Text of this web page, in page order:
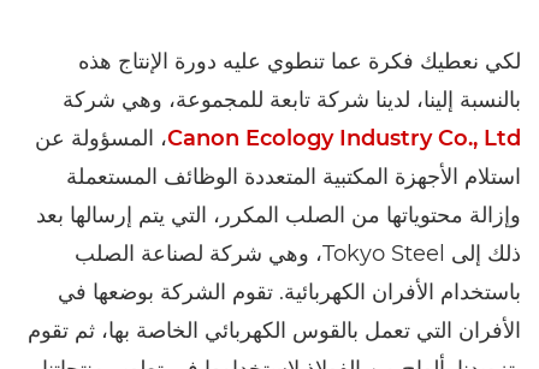
لكي نعطيك فكرة عما تنطوي عليه دورة الإنتاج هذه
بالنسبة إلينا، لدينا شركة تابعة للمجموعة، وهي شركة
Canon Ecology Industry Co., Ltd، المسؤولة عن
استلام الأجهزة المكتبية المتعددة الوظائف المستعملة
وإزالة محتوياتها من الصلب المكرر، التي يتم إرسالها بعد
ذلك إلى Tokyo Steel، وهي شركة لصناعة الصلب
باستخدام الأفران الكهربائية. تقوم الشركة بوضعها في
الأفران التي تعمل بالقوس الكهربائي الخاصة بها، ثم تقوم